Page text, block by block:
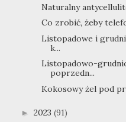
Naturalny
Co zrobić, żeby
Listopadowe i
k...
Listopadowo-
poprzedn...
Kokosowy żel pod
► 2023 (91)